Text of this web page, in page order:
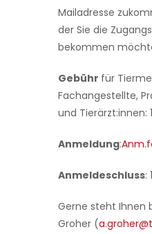
Mailadresse
der Sie die
bekommen
Gebühr für
Fachangestellte,
und Tierärzt:innen:
Anmeldung:
Anmeldeschluss:
Gerne steht Ihnen
Groher (